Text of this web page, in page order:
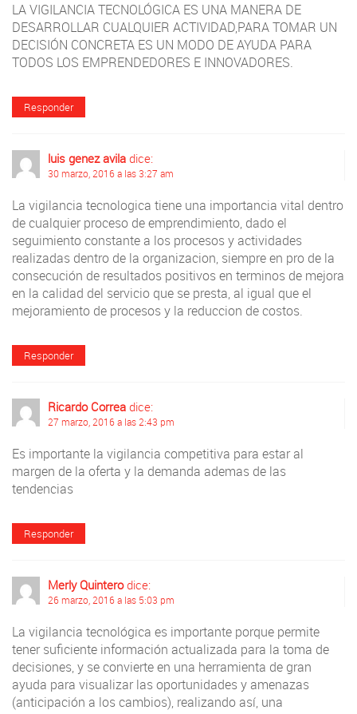
LA VIGILANCIA TECNOLÓGICA ES UNA MANERA DE
DESARROLLAR CUALQUIER ACTIVIDAD,PARA TOMAR UN
DECISIÓN CONCRETA ES UN MODO DE AYUDA PARA
TODOS LOS EMPRENDEDORES E INNOVADORES.
Responder
luis genez avila dice:
30 marzo, 2016 a las 3:27 am
La vigilancia tecnologica tiene una importancia vital dentro
de cualquier proceso de emprendimiento, dado el
seguimiento constante a los procesos y actividades
realizadas dentro de la organizacion, siempre en pro de la
consecución de resultados positivos en terminos de mejora
en la calidad del servicio que se presta, al igual que el
mejoramiento de procesos y la reduccion de costos.
Responder
Ricardo Correa dice:
27 marzo, 2016 a las 2:43 pm
Es importante la vigilancia competitiva para estar al
margen de la oferta y la demanda ademas de las
tendencias
Responder
Merly Quintero dice:
26 marzo, 2016 a las 5:03 pm
La vigilancia tecnológica es importante porque permite
tener suficiente información actualizada para la toma de
decisiones, y se convierte en una herramienta de gran
ayuda para visualizar las oportunidades y amenazas
(anticipación a los cambios), realizando así, una